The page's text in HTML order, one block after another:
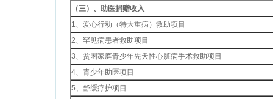
（三）、助医捐赠收入
1、爱心行动（特大重病）救助项目
2、罕见病患者救助项目
3、贫困家庭青少年先天性心脏病手术救助项目
4、青少年助医项目
5、舒缓疗护项目